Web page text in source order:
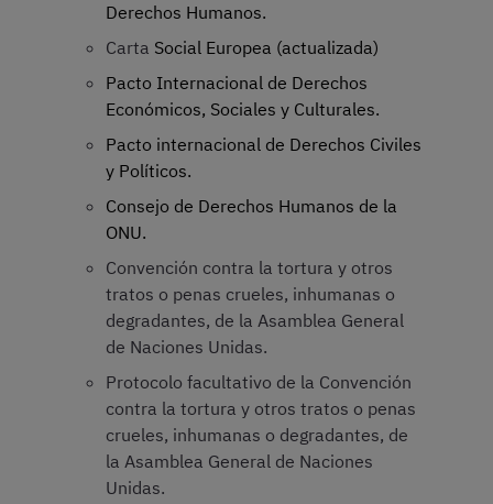
Derechos Humanos.
Carta Social Europea (actualizada)
Pacto Internacional de Derechos
Económicos, Sociales y Culturales.
Pacto internacional de Derechos Civiles
y Políticos.
Consejo de Derechos Humanos de la
ONU.
Convención contra la tortura y otros
tratos o penas crueles, inhumanas o
degradantes, de la Asamblea General
de Naciones Unidas.
Protocolo facultativo de la Convención
contra la tortura y otros tratos o penas
crueles, inhumanas o degradantes, de
la Asamblea General de Naciones
Unidas.